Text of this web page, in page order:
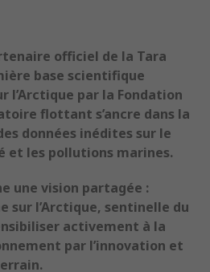
officiel de la Tara
base scientifique
l’Arctique par la Fondation
flottant s’ancre dans la
données inédites sur le
et les pollutions marines.
une vision partagée :
sur l’Arctique, sentinelle du
activement à la
par l’innovation et